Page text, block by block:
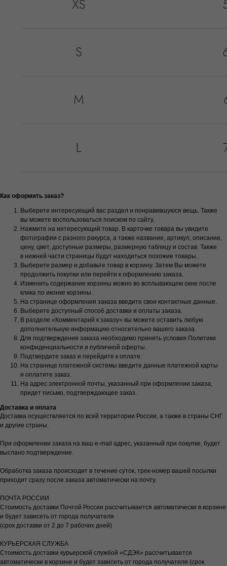
Как оформить заказ?
Выберите интересующий вас раздел и понравившуюся вещь. Также
вы можете воспользоваться поиском по сайту.
Нажмите на интересующий товар. В карточке товара вы увидите
фотографии с разного ракурса, а также название, артикул, описание,
цену, цвет, доступные размеры, размерную таблицу и состав. Также
в нижней части страницы будут находиться похожие товары.
Выберите размер и добавьте товар в корзину. Затем Вы можете
продолжить покупки или перейти к оформлению заказа.
Изменить содержание корзины можно во всплывающем окне после
клика по иконке корзины.
На странице оформления заказа введите свои контактные данные.
Выберите доступный способ доставки и оплаты заказа.
В разделе «Комментарий к заказу» вы можете оставить любую
дополнительную информацию относительно вашего заказа.
Для подтверждения заказа необходимо принять условия Политики
конфиденциальности и публичной оферты.
Подтвердите заказ и перейдите к оплате.
На странице платежной системы введите данные платежной карты
и оплатите заказ.
На адрес электронной почты, указанный при оформлении заказа,
придет письмо, подтверждающее заказ.
Доставка и оплата
Доставка осуществляется по всей территории России, а также в страны СНГ
и другие страны.
При оформлении заказа на ваш e-mail адрес, указанный при покупке, будет
выслано подтверждение.
Обработка заказа происходит в течение суток, трек-номер вашей посылки
приходит сразу после заказа автоматически на почту.
ПОЧТА РОССИИ
Стоимость доставки Почтой России рассчитывается автоматически в корзине
и будет зависеть от города получателя
(срок доставки от 2 до 7 рабочих дней)
КУРЬЕРСКАЯ СЛУЖБА
Стоимость доставки курьерской службой «СДЭК» рассчитывается
автоматически в корзине и будет зависеть от города получателя (срок